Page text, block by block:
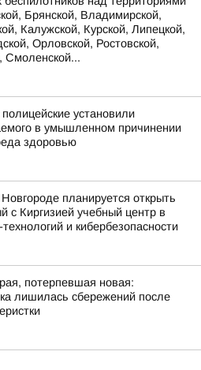
Брянской, Владимирской,
Калужской, Курской, Липецкой,
Орловской, Ростовской,
Смоленской...
установили
в умышленном причинении
здоровью
планируется открыть
с Киргизией учебный центр в
и кибербезопасности
потерпевшая новая:
лишилась сбережений после